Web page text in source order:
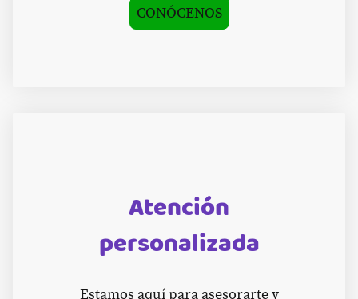
CONÓCENOS
Atención
personalizada
Estamos aquí para asesorarte y